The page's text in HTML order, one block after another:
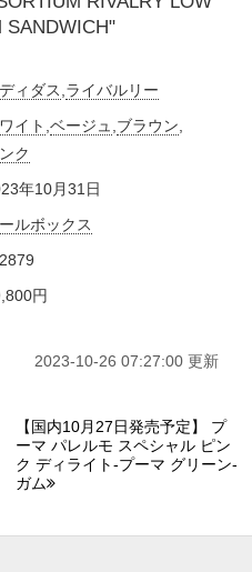
SANDWICH"
ィダス ライバルリー
イト ,ベージュ ブラウン
ク
年10月31日
ルボックス
円
2023-10-26 07:27:00 更新
【国内10月27日発売予定】 プ
ーマ パレルモ スペシャル ピン
ク ディライト-プーマ グリーン-
ガム